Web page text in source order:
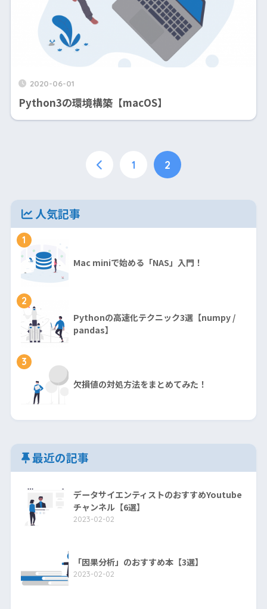
2020-06-01
Python3の環境構築【macOS】
1 2
人気記事
1
Mac miniで始める「NAS」入門！
2
Pythonの高速化テクニック3選【numpy /
pandas】
3
欠損値の対処方法をまとめてみた！
最近の記事
データサイエンティストのおすすめYoutube
チャンネル【6選】
2023-02-02
「因果分析」のおすすめ本【3選】
2023-02-02